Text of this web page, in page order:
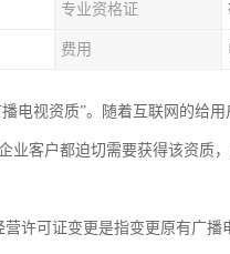
专业资格证
费用
电视资质”。随着互联网的给
客户都迫切需要获得该资质，
许可证变更是指变更原有广播